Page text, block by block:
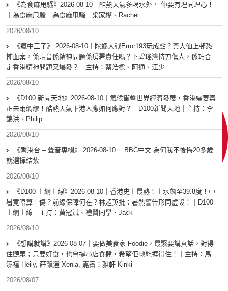
《為食麻甩騷》2026-08-10｜酷熱天氣多喝水外， 仲要有埋同理心！
｜為食麻甩騷｜為食麻甩騷｜梁家權、Rachel
2026/08/10
《瘋中三子》 2026-08-10︱陀螺大戰Error193玩成點？黃大仙上邨恐
怖血案，係嘈音係精神問題係房署責任嗎？下碧瑤灣持刀傷人，係巧合
定香港精神問題又爆發？｜主持：蔡浩樑、阿通、江少
2026/08/10
《D100 新聞天地》2026-08-10｜氣候衝擊世界經濟發展，香港需要真
正未雨綢繆！酷熱天氣下港人應如何應對？｜D100新聞天地｜主持：李
錦洪、Philip
2026/08/10
《香港台 – 聲音專欄》 2026-08-10｜ BBC中文 為何我不後悔20多歲
就選擇結紮
2026/08/10
《D100 上綱上線》2026-08-10｜香港史上最熱！上水飆至39.8度！中
暑竟唔算工傷？前線保障何在？林超英批：暑熱警告形同虛設！｜D100
上綱上線︱主持：黃冠斌、禮賢同學、Jack
2026/08/10
《想講就講》2026-08-07｜要做美食家 Foodie，最緊要講真話，對得
住觀眾；只要好食，也會撐小店食肆，希望佢哋能捱得住！｜主持：馬
溱禧 Heily, 莊韻澄 Xenia, 嘉賓：雅軒 Kinki
2026/08/07